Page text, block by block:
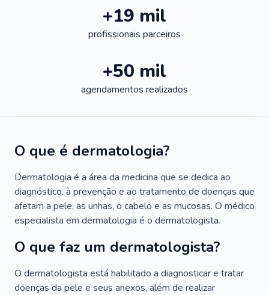
+19 mil
profissionais parceiros
+50 mil
agendamentos realizados
O que é dermatologia?
Dermatologia é a área da medicina que se dedica ao
diagnóstico, à prevenção e ao tratamento de doenças que
afetam a pele, as unhas, o cabelo e as mucosas. O médico
especialista em dermatologia é o dermatologista.
O que faz um dermatologista?
O dermatologista está habilitado a diagnosticar e tratar
doenças da pele e seus anexos, além de realizar